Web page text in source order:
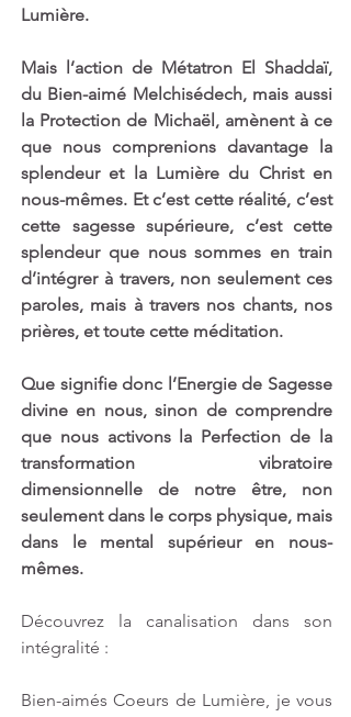
Lumière.
Mais l’action de Métatron El Shaddaï,
du Bien-aimé Melchisédech, mais aussi
la Protection de Michaël, amènent à ce
que nous comprenions davantage la
splendeur et la Lumière du Christ en
nous-mêmes. Et c’est cette réalité, c’est
cette sagesse supérieure, c’est cette
splendeur que nous sommes en train
d’intégrer à travers, non seulement ces
paroles, mais à travers nos chants, nos
prières, et toute cette méditation.
Que signifie donc l’Energie de Sagesse
divine en nous, sinon de comprendre
que nous activons la Perfection de la
transformation vibratoire
dimensionnelle de notre être, non
seulement dans le corps physique, mais
dans le mental supérieur en nous-
mêmes.
Découvrez la canalisation dans son
intégralité :
Bien-aimés Coeurs de Lumière, je vous